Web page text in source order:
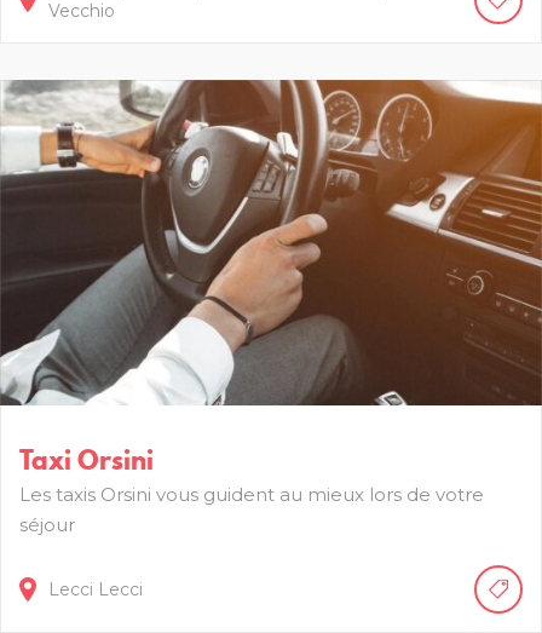
Vecchio
Taxi Orsini
Les taxis Orsini vous guident au mieux lors de votre
séjour
Lecci Lecci